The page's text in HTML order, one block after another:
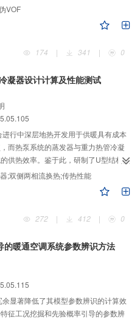
以内，霜层密度的估计值在高达90%
管蒸发器表面结霜可视化实验平台，
度及迎面风速对翅片管表面霜层生长
着进风气流方向从前向后逐渐降低，
越高，霜层厚度、结霜量及霜层热阻
最大，敏感度系数达到2.41，并使用
VOF
174
| 341 | 0
凝器设计计算及性能测试
行中深层地热开发用于供暖具有成本
而热泵系统的蒸发器与重力热管冷凝
供热效率。鉴于此，研制了U型结构蒸
的实验平台，研究了蒸发-冷凝器的换
·℃）。基
量守恒方程与管外冷凝和管内沸腾传
发-冷凝器换热计算模型。利用Python
现蒸发-冷凝器换热量平均计算误差为
;双侧两相流换热;传热性能
272
| 412 | 0
暖通空调系统参数辨识方法
显著降低了其模型参数辨识的计算效
征工况挖掘和先验概率引导的参数辨